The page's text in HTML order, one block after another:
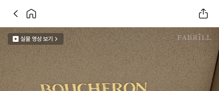
실물 영상 보기